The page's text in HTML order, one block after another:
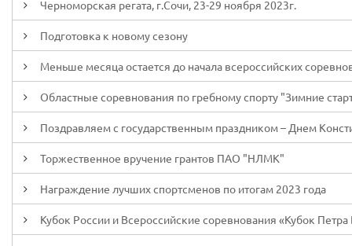
Черноморская регата, г.Сочи, 23-29 ноября 2023г.
Подготовка к новому сезону
Меньше месяца остается до начала всероссийских
Областные соревнования по гребному спорту "Зимние
Поздравляем с государственным праздником – Днем
Торжественное вручение грантов ПАО "НЛМК"
Награждение лучших спортсменов по итогам 2023 года
Кубок России и Всероссийские соревнования «Кубок